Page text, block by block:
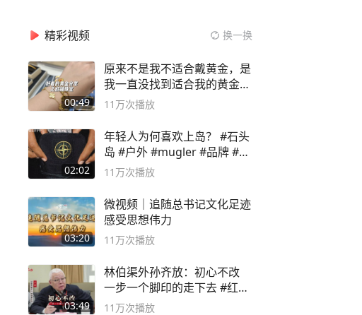
精彩视频 换一换
00:49
原来不是我不适合戴黄金，是
我一直没找到适合我的黄金
😭
11万次播放
02:02
年轻人为何喜欢上岛？ #石头
岛 #户外 #mugler #品牌 #足
球流氓
11万次播放
03:20
微视频｜追随总书记文化足迹
感受思想伟力
11万次播放
03:49
林伯渠外孙齐放：初心不改
一步一个脚印的走下去 #红船
论坛
11万次播放